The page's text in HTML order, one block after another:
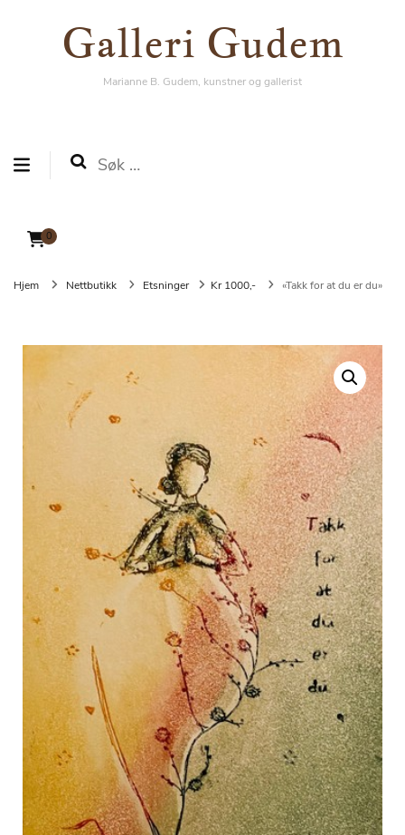
Søk
Galleri Gudem
Marianne B. Gudem, kunstner og gallerist
0
Galleri Gudem
Marianne B. Gudem, kunstner og gallerist
Hjem Nettbutikk Etsninger Kr 1000,- «Takk for at du er du»